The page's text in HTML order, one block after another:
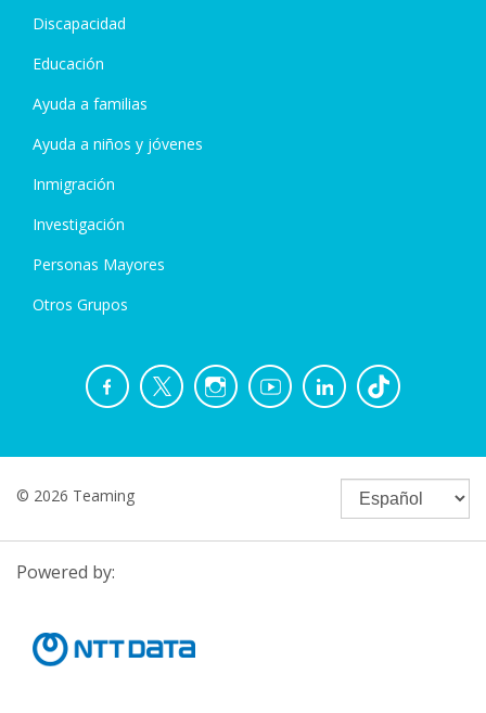
Discapacidad
Educación
Ayuda a familias
Ayuda a niños y jóvenes
Inmigración
Investigación
Personas Mayores
Otros Grupos
© 2026 Teaming
Powered by: